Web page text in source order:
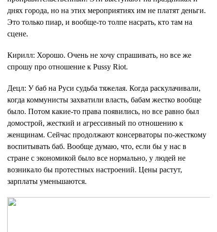
днях города, но на этих мероприятиях им не платят деньги.
Это только пиар, и вообще-то толпе насрать, кто там на
сцене.
Кирилл: Хорошо. Очень не хочу спрашивать, но все же
спрошу про отношение к Pussy Riot.
Децл: У баб на Руси судьба тяжелая. Когда раскулачивали,
когда коммунисты захватили власть, бабам жестко вообще
было. Потом какие-то права появились, но все равно был
домострой, жесткий и агрессивный по отношению к
женщинам. Сейчас продолжают консерваторы по-жесткому
воспитывать баб. Вообще думаю, что, если бы у нас в
стране с экономикой было все нормально, у людей не
возникало бы протестных настроений. Цены растут,
зарплаты уменьшаются.